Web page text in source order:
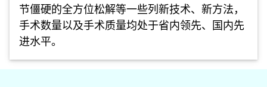
节僵硬的全方位松解等一些列新技术、新方法，
手术数量以及手术质量均处于省内领先、国内先
进水平。